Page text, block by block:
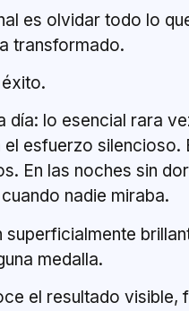
es olvidar todo lo
transformado.
día: lo esencial rara
esfuerzo silencioso.
En las noches sin
nadie miraba.
medalla.
el resultado visible,